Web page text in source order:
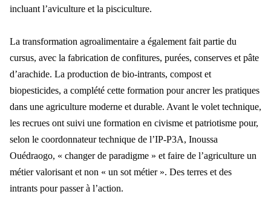
incluant l’aviculture et la pisciculture.
La transformation agroalimentaire a également fait partie du
cursus, avec la fabrication de confitures, purées, conserves et pâte
d’arachide. La production de bio-intrants, compost et
biopesticides, a complété cette formation pour ancrer les pratiques
dans une agriculture moderne et durable. Avant le volet technique,
les recrues ont suivi une formation en civisme et patriotisme pour,
selon le coordonnateur technique de l’IP-P3A, Inoussa
Ouédraogo, « changer de paradigme » et faire de l’agriculture un
métier valorisant et non « un sot métier ». Des terres et des
intrants pour passer à l’action.